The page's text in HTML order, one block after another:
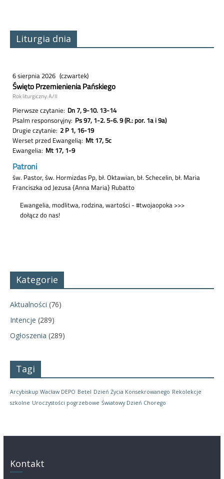
Liturgia dnia
Kategorie
Aktualności (76)
Intencje (289)
Ogłoszenia (289)
Tagi
Arcybiskup Wacław DEPO Betel Dzień Życia Konsekrowanego Rekolekcje
szkolne Uroczystości pogrzebowe Światowy Dzień Chorego
Kontakt